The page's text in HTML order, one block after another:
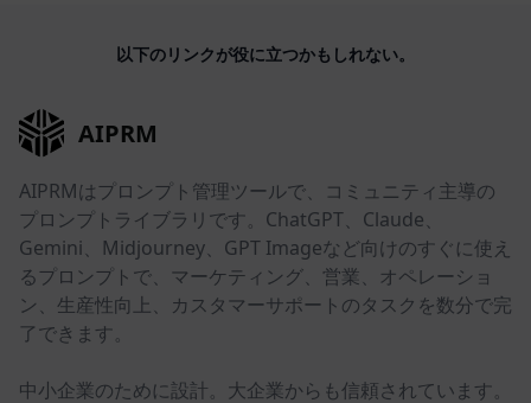
以下のリンクが役に立つかもしれない。
AIPRM
AIPRMはプロンプト管理ツールで、コミュニティ主導の
プロンプトライブラリです。ChatGPT、Claude、
Gemini、Midjourney、GPT Imageなど向けのすぐに使え
るプロンプトで、マーケティング、営業、オペレーショ
ン、生産性向上、カスタマーサポートのタスクを数分で完
了できます。
中小企業のために設計。大企業からも信頼されています。